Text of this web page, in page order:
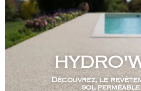
Découvrez, le
sol perméable